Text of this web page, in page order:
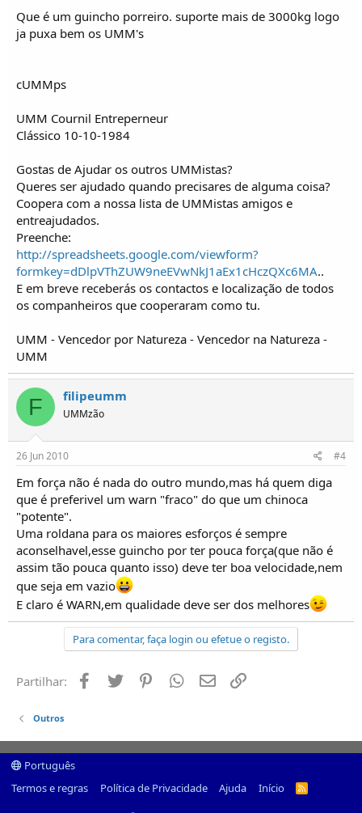
Que é um guincho porreiro. suporte mais de 3000kg logo
ja puxa bem os UMM's
cUMMps
UMM Cournil Entreperneur
Clássico 10-10-1984
Gostas de Ajudar os outros UMMistas?
Queres ser ajudado quando precisares de alguma coisa?
Coopera com a nossa lista de UMMistas amigos e
entreajudados.
Preenche:
http://spreadsheets.google.com/viewform?
formkey=dDlpVThZUW9neEVwNkJ1aEx1cHczQXc6MA..
E em breve receberás os contactos e localização de todos
os companheiros que cooperaram como tu.
UMM - Vencedor por Natureza - Vencedor na Natureza -
UMM
F filipeumm
UMMzão
26 Jun 2010 #4
Em força não é nada do outro mundo,mas há quem diga
que é preferivel um warn "fraco" do que um chinoca
"potente".
Uma roldana para os maiores esforços é sempre
aconselhavel,esse guincho por ter pouca força(que não é
assim tão pouca quanto isso) deve ter boa velocidade,nem
que seja em vazio
E claro é WARN,em qualidade deve ser dos melhores
Para comentar, faça login ou efetue o registo.
Partilhar: Facebook
Twitter PinterestWhatsapp
Email
Outros
Português
Termos e regras
Política de Privacidade Ajuda Início
R